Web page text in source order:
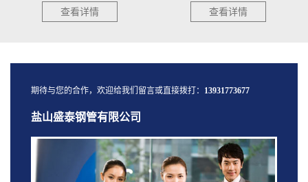
查看详情 查看详情
期待与您的合作，欢迎给我们留言或直接拨打： 13931773677
盐山盛泰钢管有限公司